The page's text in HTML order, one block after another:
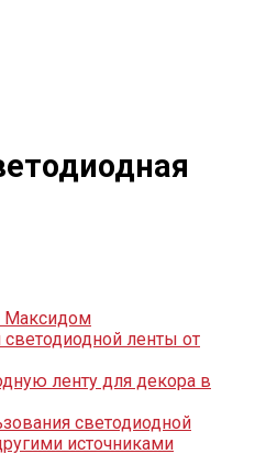
Максидом
ленты от
ленту для декора в
светодиодной
источниками